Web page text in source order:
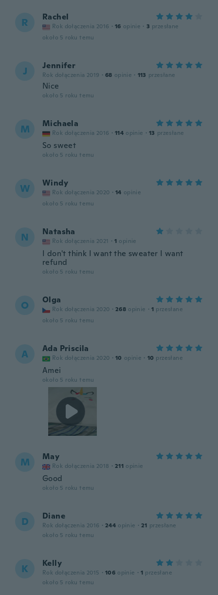
R Rachel
Rok dołączenia 2016 · 16 opinie · 3 przesłane
około 5 roku temu
J Jennifer
Rok dołączenia 2019 · 68 opinie · 113 przesłane
Nice
około 5 roku temu
M Michaela
Rok dołączenia 2016 · 114 opinie · 13 przesłane
So sweet
około 5 roku temu
W Windy
Rok dołączenia 2020 · 14 opinie
około 5 roku temu
N Natasha
Rok dołączenia 2021 · 1 opinie
I don't think I want the sweater I want
refund
około 5 roku temu
O Olga
Rok dołączenia 2020 · 268 opinie · 1 przesłane
około 5 roku temu
A Ada Priscila
Rok dołączenia 2020 · 10 opinie · 10 przesłane
Amei
około 5 roku temu
M May
Rok dołączenia 2018 · 211 opinie
Good
około 5 roku temu
D Diane
Rok dołączenia 2016 · 244 opinie · 21 przesłane
około 5 roku temu
K Kelly
Rok dołączenia 2015 · 106 opinie · 1 przesłane
około 5 roku temu